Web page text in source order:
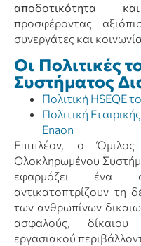
αποδοτικότητα
προσφέροντας
συνεργάτες και
Οι Πολιτικές
Συστήματος
Πολιτική HSEQE
Πολιτική
Enaon
Επιπλέον, ο
Ολοκληρωμένου
εφαρμόζει ένα
αντικατοπτρίζουν τη
των ανθρωπίνων
ασφαλούς,
εργασιακού